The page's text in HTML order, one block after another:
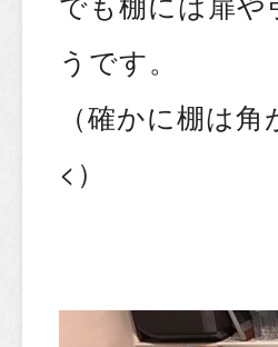
うです。
（確かに棚は
<）